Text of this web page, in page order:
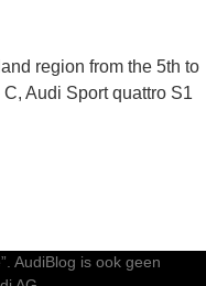
region from the 5th to
Audi Sport quattro S1
AudiBlog is ook geen